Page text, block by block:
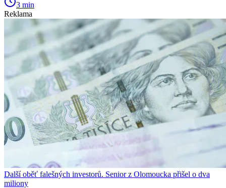
3 min
Reklama
Další oběť falešných investorů. Senior z Olomoucka přišel o dva
miliony